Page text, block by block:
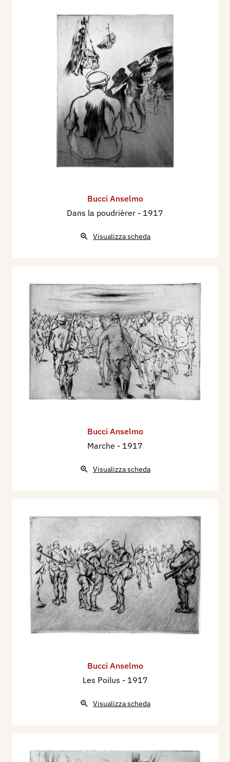
Bucci Anselmo
Dans la poudrièrer - 1917
Visualizza scheda
Bucci Anselmo
Marche - 1917
Visualizza scheda
Bucci Anselmo
Les Poilus - 1917
Visualizza scheda